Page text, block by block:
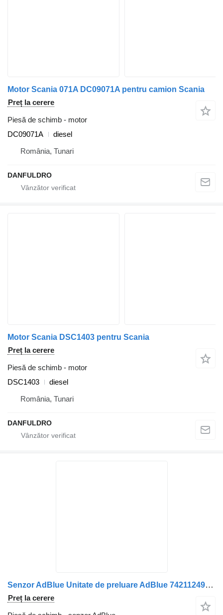
Motor Scania 071A DC09071A pentru camion Scania
Preț la cerere
Piesă de schimb - motor
DC09071A
diesel
România, Tunari
DANFULDRO
Motor Scania DSC1403 pentru Scania
Preț la cerere
Piesă de schimb - motor
DSC1403
diesel
România, Tunari
DANFULDRO
Senzor AdBlue Unitate de preluare AdBlue 7421124970 pentru camion Solaris 21124970
Preț la cerere